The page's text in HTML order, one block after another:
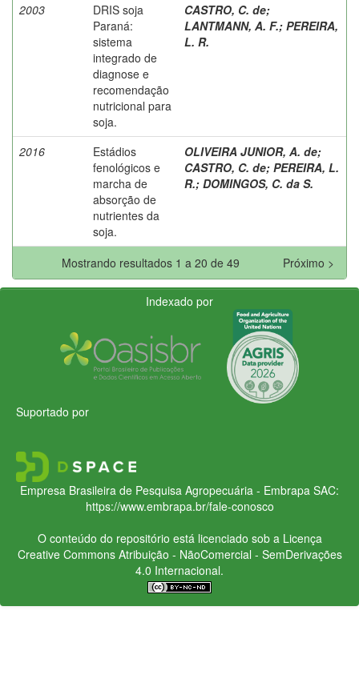
2003
DRIS soja
Paraná:
sistema
integrado de
diagnose e
recomendação
nutricional para
soja.
CASTRO, C. de;
LANTMANN, A. F.; PEREIRA,
L. R.
2016
Estádios
fenológicos e
marcha de
absorção de
nutrientes da
soja.
OLIVEIRA JUNIOR, A. de;
CASTRO, C. de; PEREIRA, L.
R.; DOMINGOS, C. da S.
Mostrando resultados 1 a 20 de 49 Próximo >
Indexado por
Suportado por
Empresa Brasileira de Pesquisa Agropecuária - Embrapa SAC:
https://www.embrapa.br/fale-conosco
O conteúdo do repositório está licenciado sob a Licença
Creative CommonsAtribuição - NãoComercial - SemDerivações
4.0 Internacional.